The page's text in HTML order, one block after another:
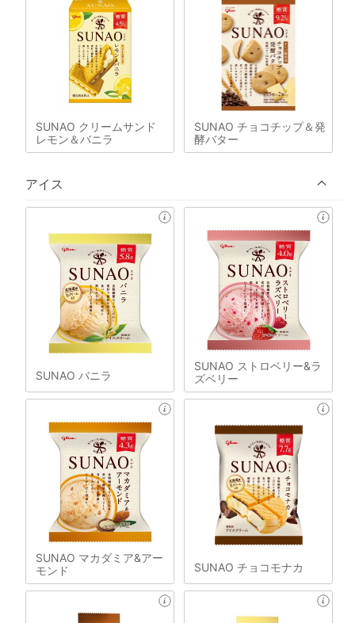
SUNAO クリームサンド
レモン＆バニラ
SUNAO チョコチップ＆発
酵バター
アイス
SUNAO バニラ
SUNAO ストロベリー&ラ
ズベリー
SUNAO マカダミア&アー
モンド
SUNAO チョコモナカ